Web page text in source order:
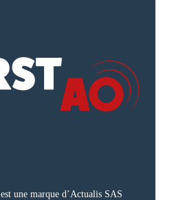
est une marque d’Actualis SAS